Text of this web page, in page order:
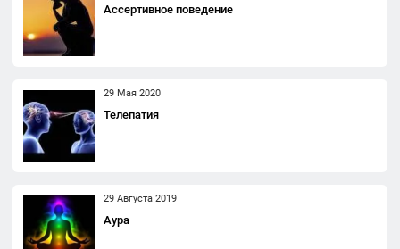
Ассертивное поведение
29 Мая 2020
Телепатия
29 Августа 2019
Аура